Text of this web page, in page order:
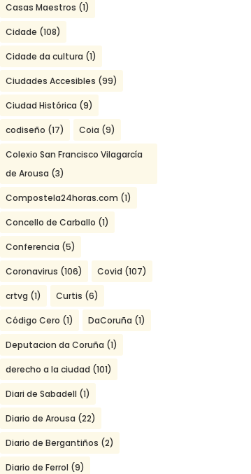
Casas Maestros (1)
Cidade (108)
Cidade da cultura (1)
Ciudades Accesibles (99)
Ciudad Histórica (9)
codiseño (17) Coia (9)
Colexio San Francisco Vilagarcía
de Arousa (3)
Compostela24horas.com (1)
Concello de Carballo (1)
Conferencia (5)
Coronavirus (106) Covid (107)
crtvg (1) Curtis (6)
Código Cero (1) DaCoruña (1)
Deputacion da Coruña (1)
derecho a la ciudad (101)
Diari de Sabadell (1)
Diario de Arousa (22)
Diario de Bergantiños (2)
Diario de Ferrol (9)